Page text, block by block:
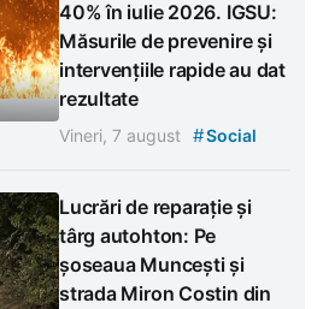
40% în iulie 2026. IGSU:
Măsurile de prevenire și
intervențiile rapide au dat
rezultate
Vineri, 7 august #Social
Lucrări de reparație și
târg autohton: Pe
șoseaua Muncești și
strada Miron Costin din